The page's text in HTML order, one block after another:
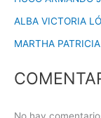
ALBA VICTORIA
MARTHA
No hay